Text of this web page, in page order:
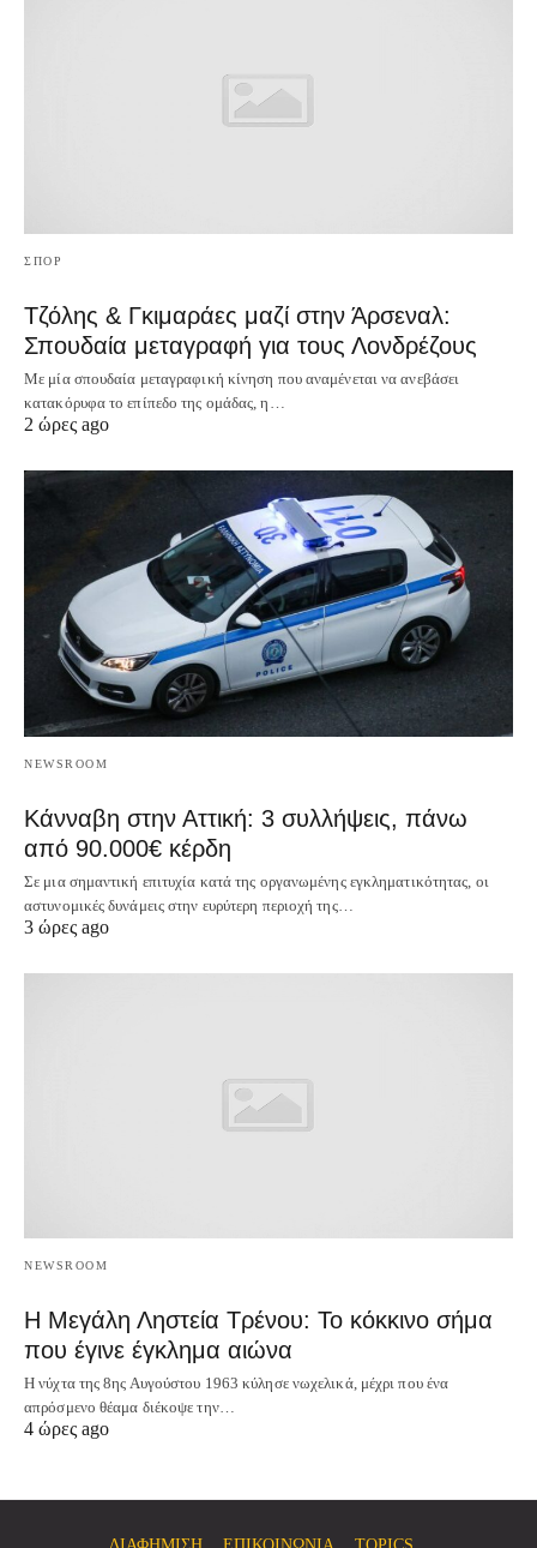
ΣΠΟΡ
Τζόλης & Γκιμαράες μαζί στην Άρσεναλ:
Σπουδαία μεταγραφή για τους Λονδρέζους
Με μία σπουδαία μεταγραφική κίνηση που αναμένεται να ανεβάσει
κατακόρυφα το επίπεδο της ομάδας, η…
2 ώρες ago
NEWSROOM
Κάνναβη στην Αττική: 3 συλλήψεις, πάνω
από 90.000€ κέρδη
Σε μια σημαντική επιτυχία κατά της οργανωμένης εγκληματικότητας, οι
αστυνομικές δυνάμεις στην ευρύτερη περιοχή της…
3 ώρες ago
NEWSROOM
Η Μεγάλη Ληστεία Τρένου: Το κόκκινο σήμα
που έγινε έγκλημα αιώνα
Η νύχτα της 8ης Αυγούστου 1963 κύλησε νωχελικά, μέχρι που ένα
απρόσμενο θέαμα διέκοψε την…
4 ώρες ago